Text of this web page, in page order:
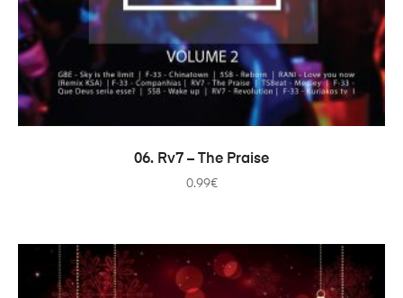
ADICIONAR
06. Rv7 – The Praise
0.99€